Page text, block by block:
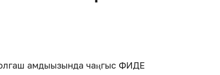
амдыызында чаңгыс ФИДЕ